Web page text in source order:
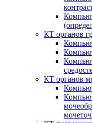
КТ органов
КТ органов